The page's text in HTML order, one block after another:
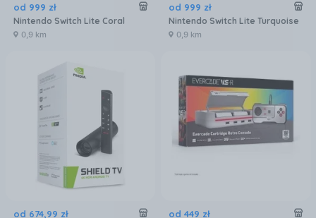
od 999 zł
Nintendo Switch Lite Coral
0,9 km
od 999 zł
Nintendo Switch Lite Turquoise
0,9 km
od 674,99 zł od 449 zł